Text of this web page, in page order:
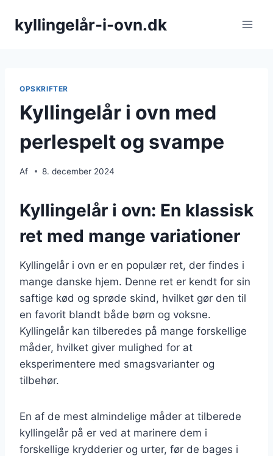
kyllingelår-i-ovn.dk
OPSKRIFTER
Kyllingelår i ovn med
perlespelt og svampe
Af 8. december 2024
Kyllingelår i ovn: En klassisk
ret med mange variationer
Kyllingelår i ovn er en populær ret, der findes i
mange danske hjem. Denne ret er kendt for sin
saftige kød og sprøde skind, hvilket gør den til
en favorit blandt både børn og voksne.
Kyllingelår kan tilberedes på mange forskellige
måder, hvilket giver mulighed for at
eksperimentere med smagsvarianter og
tilbehør.
En af de mest almindelige måder at tilberede
kyllingelår på er ved at marinere dem i
forskellige krydderier og urter, før de bages i